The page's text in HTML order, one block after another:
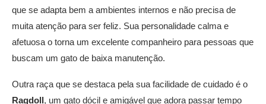
que se adapta bem a ambientes internos e não precisa de
muita atenção para ser feliz. Sua personalidade calma e
afetuosa o torna um excelente companheiro para pessoas que
buscam um gato de baixa manutenção.
Outra raça que se destaca pela sua facilidade de cuidado é o
Ragdoll, um gato dócil e amigável que adora passar tempo